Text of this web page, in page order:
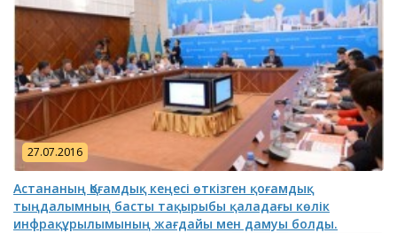
27.07.2016
Астананың Қоғамдық кеңесі өткізген қоғамдық
тыңдалымның басты тақырыбы қаладағы көлік
инфрақұрылымының жағдайы мен дамуы болды.